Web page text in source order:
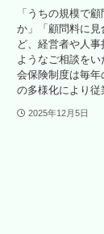
「うちの規模で
か」「顧問料に
ど、経営者や人
ようなご相談を
会保険制度は毎
の多様化により
2025年12月5日